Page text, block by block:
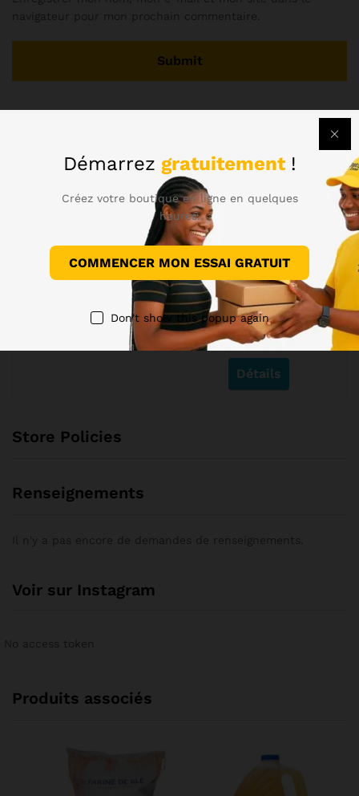
Plus d'offres
DÉTAILS
Shopizone Haïti 54,00$ Ajouter au panier
Détails
Store Policies
Renseignements
Voir sur Instagram
Produits associés
Démarrez gratuitement !
Créez votre boutique en ligne en quelques
heures.
COMMENCER MON ESSAI GRATUIT
Don't show this popup again